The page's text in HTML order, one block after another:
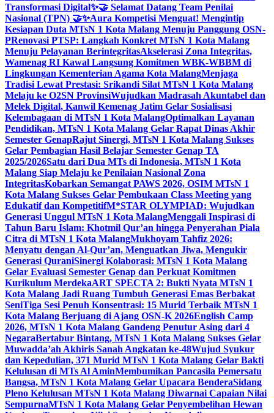
Transformasi Digital✨🤝 Selamat Datang Team Penilai
Nasional (TPN) 🤝✨Aura Kompetisi Menguat! Mengintip
Kesiapan Duta MTsN 1 Kota Malang Menuju Panggung OSN-
PRenovasi PTSP: Langkah Konkret MTsN 1 Kota Malang
Menuju Pelayanan BerintegritasAkselerasi Zona Integritas,
Wamenag RI Kawal Langsung Komitmen WBK-WBBM di
Lingkungan Kementerian Agama Kota MalangMenjaga
Tradisi Lewat Prestasi: Srikandi Silat MTsN 1 Kota Malang
Melaju ke O2SN ProvinsiWujudkan Madrasah Akuntabel dan
Melek Digital, Kanwil Kemenag Jatim Gelar Sosialisasi
Kelembagaan di MTsN 1 Kota MalangOptimalkan Layanan
Pendidikan, MTsN 1 Kota Malang Gelar Rapat Dinas Akhir
Semester GenapRajut Sinergi, MTsN 1 Kota Malang Sukses
Gelar Pembagian Hasil Belajar Semester Genap TA
2025/2026Satu dari Dua MTs di Indonesia, MTsN 1 Kota
Malang Siap Melaju ke Penilaian Nasional Zona
IntegritasKobarkan Semangat PAWS 2026, OSIM MTsN 1
Kota Malang Sukses Gelar Pembukaan Class Meeting yang
Edukatif dan KompetitifM*STAR OLYMPIAD: Wujudkan
Generasi Unggul MTsN 1 Kota MalangMenggali Inspirasi di
Tahun Baru Islam: Khotmil Qur’an hingga Penyerahan Piala
Citra di MTsN 1 Kota MalangMukhoyam Tahfiz 2026:
Menyatu dengan Al-Qur’an, Menguatkan Jiwa, Mengukir
Generasi QuraniSinergi Kolaborasi: MTsN 1 Kota Malang
Gelar Evaluasi Semester Genap dan Perkuat Komitmen
Kurikulum MerdekaART SPECTA 2: Bukti Nyata MTsN 1
Kota Malang Jadi Ruang Tumbuh Generasi Emas Berbakat
SeniTiga Sesi Penuh Konsentrasi: 15 Murid Terbaik MTsN 1
Kota Malang Berjuang di Ajang OSN-K 2026English Camp
2026, MTsN 1 Kota Malang Gandeng Penutur Asing dari 4
NegaraBertabur Bintang, MTsN 1 Kota Malang Sukses Gelar
Muwadda’ah Akhiris Sanah Angkatan ke-48Wujud Syukur
dan Kepedulian, 371 Murid MTsN 1 Kota Malang Gelar Bakti
Kelulusan di MTs Al AminMembumikan Pancasila Pemersatu
Bangsa, MTsN 1 Kota Malang Gelar Upacara BenderaSidang
Pleno Kelulusan MTsN 1 Kota Malang Diwarnai Capaian Nilai
SempurnaMTsN 1 Kota Malang Gelar Penyembelihan Hewan